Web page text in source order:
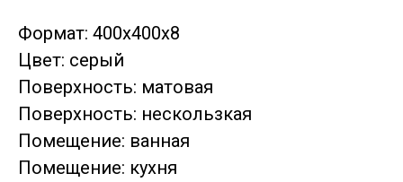
Формат: 400х400х8
Цвет: серый
Поверхность: матовая
Поверхность: нескользкая
Помещение: ванная
Помещение: кухня